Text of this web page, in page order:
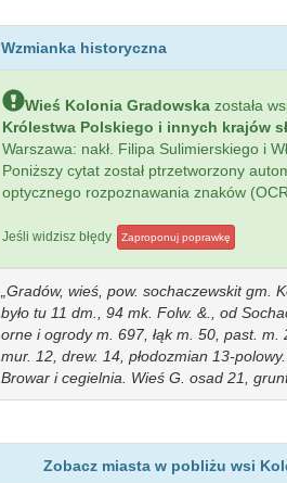
Wzmianka historyczna
Wieś Kolonia Gradowska została
Królestwa Polskiego i innych krajów
Warszawa: nakł. Filipa Sulimierskiego i
Poniższy cytat został ptrzetworzony
optycznego rozpoznawania znaków
Jeśli widzisz błędy Zaproponuj poprawkę
Gradów, wieś, pow. sochaczewskit gm.
było tu 11 dm., 94 mk. Folw. &., od
orne i ogrody m. 697, łąk m. 50, past.
mur. 12, drew. 14, płodozmian 13-
Browar i cegielnia. Wieś G. osad 21,
Zobacz miasta w pobliżu wsi